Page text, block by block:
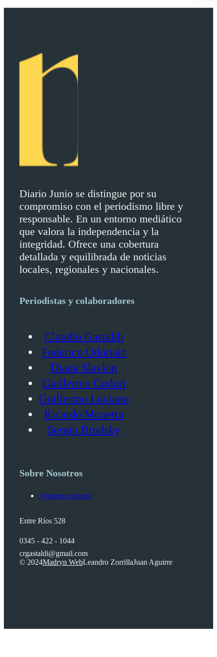
Diario Junio se distingue por su
compromiso con el periodismo libre y
responsable. En un entorno mediático
que valora la independencia y la
integridad. Ofrece una cobertura
detallada y equilibrada de noticias
locales, regionales y nacionales.
Periodistas y colaboradores
Claudio Gastaldi
Federico Odorisio
Diana Slavkin
Guillermo Coduri
Guillermo Luciano
Ricardo Monetta
Sergio Brodsky
Sobre Nosotros
¿Quienes somos?
Entre Ríos 528
0345 - 422 - 1044
crgastaldi@gmail.com
© 2024Madryn WebLeandro ZorrillaJuan Aguirre